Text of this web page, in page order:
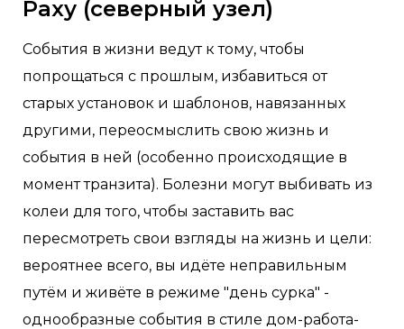
Раху (северный узел)
События в жизни ведут к тому, чтобы
попрощаться с прошлым, избавиться от
старых установок и шаблонов, навязанных
другими, переосмыслить свою жизнь и
события в ней (особенно происходящие в
момент транзита). Болезни могут выбивать из
колеи для того, чтобы заставить вас
пересмотреть свои взгляды на жизнь и цели:
вероятнее всего, вы идёте неправильным
путём и живёте в режиме "день сурка" -
однообразные события в стиле дом-работа-